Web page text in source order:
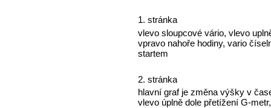
1. stránka
vlevo sloupcové vário, vlevo
vpravo nahoře hodiny, vario
startem
2. stránka
hlavní graf je změna výšky v
vlevo úplně dole přetížení G-